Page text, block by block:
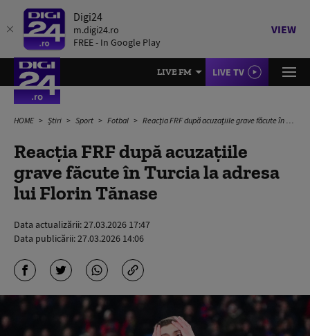
Digi24
m.digi24.ro
FREE - In Google Play
VIEW
LIVE FM LIVE TV
HOME Știri Sport Fotbal Reacția FRF după acuzațiile grave făcute în Turcia la adresa lui Florin Tănase
Reacția FRF după acuzațiile
grave făcute în Turcia la adresa
lui Florin Tănase
Data actualizării:27.03.2026 17:47
Data publicării:27.03.2026 14:06